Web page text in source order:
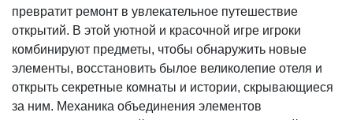
превратит ремонт в увлекательное путешествие
открытий. В этой уютной и красочной игре игроки
комбинируют предметы, чтобы обнаружить новые
элементы, восстановить былое великолепие отеля и
открыть секретные комнаты и истории, скрывающиеся
за ним. Механика объединения элементов